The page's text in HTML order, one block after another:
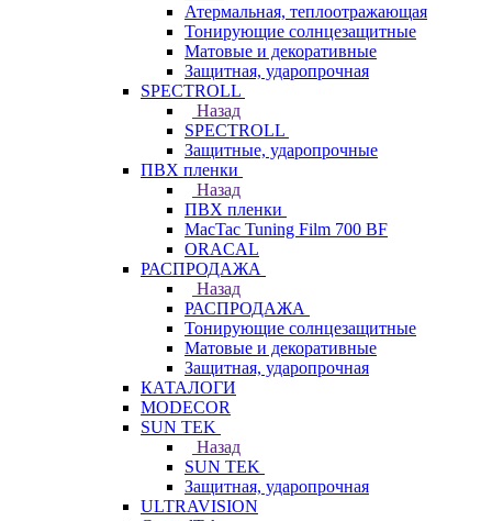
Атермальная, теплоотражающая
Тонирующие солнцезащитные
Матовые и декоративные
Защитная, ударопрочная
SPECTROLL
Назад
SPECTROLL
Защитные, ударопрочные
ПВХ пленки
Назад
ПВХ пленки
MacTac Tuning Film 700 BF
ORACAL
РАСПРОДАЖА
Назад
РАСПРОДАЖА
Тонирующие солнцезащитные
Матовые и декоративные
Защитная, ударопрочная
КАТАЛОГИ
MODECOR
SUN TEK
Назад
SUN TEK
Защитная, ударопрочная
ULTRAVISION